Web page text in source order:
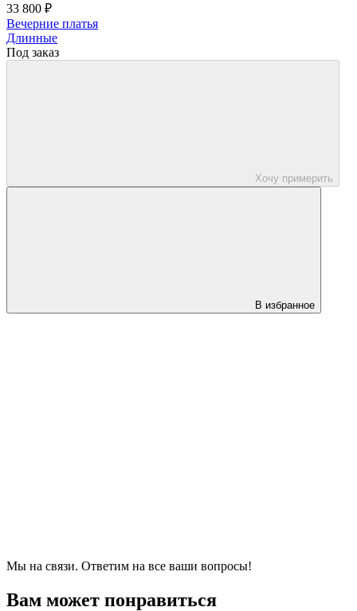
33 800 ₽
Вечерние платья
Длинные
Под заказ
Хочу примерить
В избранное
Мы на связи. Ответим на все ваши вопросы!
Вам может понравиться